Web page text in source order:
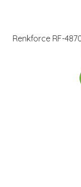
Renkforce RF-